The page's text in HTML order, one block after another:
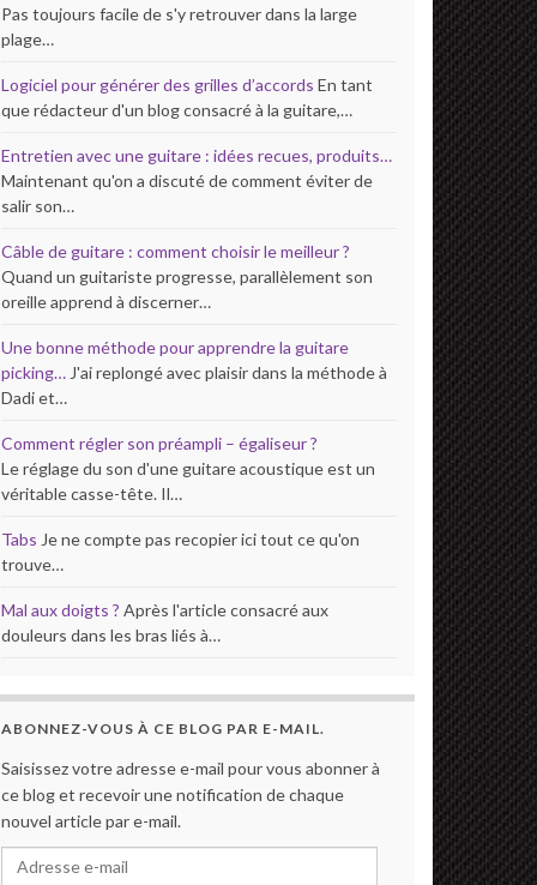
Pas toujours facile de s'y retrouver dans la large
plage…
Logiciel pour générer des grilles d’accords En tant
que rédacteur d'un blog consacré à la guitare,…
Entretien avec une guitare : idées recues, produits…
Maintenant qu'on a discuté de comment éviter de
salir son…
Câble de guitare : comment choisir le meilleur ?
Quand un guitariste progresse, parallèlement son
oreille apprend à discerner…
Une bonne méthode pour apprendre la guitare
picking… J'ai replongé avec plaisir dans la méthode à
Dadi et…
Comment régler son préampli – égaliseur ?
Le réglage du son d'une guitare acoustique est un
véritable casse-tête. Il…
Tabs Je ne compte pas recopier ici tout ce qu'on
trouve…
Mal aux doigts ? Après l'article consacré aux
douleurs dans les bras liés à…
ABONNEZ-VOUS À CE BLOG PAR E-MAIL.
Saisissez votre adresse e-mail pour vous abonner à
ce blog et recevoir une notification de chaque
nouvel article par e-mail.
Adresse e-mail